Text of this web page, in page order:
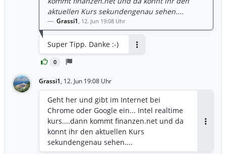
0
aktuellen Kurs sekundengenau sehen....
Grassi1, 12. Jun 19:08 Uhr
Super Tipp. Danke :-)
Grassi1, 12. Jun 19:08 Uhr
Geht her und gibt im Internet bei
Chrome oder Google ein... Intel realtime
kurs....dann kommt finanzen.net und da
könnt ihr den aktuellen Kurs
sekundengenau sehen....